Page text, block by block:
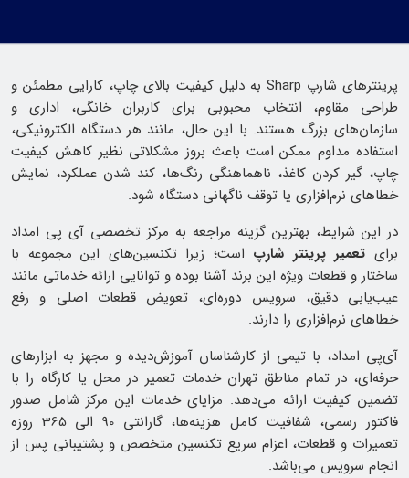
پرینترهای شارپ Sharp به دلیل کیفیت بالای چاپ، کارایی مطمئن و
طراحی مقاوم، انتخاب محبوبی برای کاربران خانگی، اداری و
سازمان‌های بزرگ هستند. با این حال، مانند هر دستگاه الکترونیکی،
استفاده مداوم ممکن است باعث بروز مشکلاتی نظیر کاهش کیفیت
چاپ، گیر کردن کاغذ، ناهماهنگی رنگ‌ها، کند شدن عملکرد، نمایش
خطاهای نرم‌افزاری یا توقف ناگهانی دستگاه شود.
در این شرایط، بهترین گزینه مراجعه به مرکز تخصصی آی پی امداد
برایتعمیر پرینتر شارپ است؛ زیرا تکنسین‌های این مجموعه با
ساختار و قطعات ویژه این برند آشنا بوده و توانایی ارائه خدماتی مانند
عیب‌یابی دقیق، سرویس دوره‌ای، تعویض قطعات اصلی و رفع
خطاهای نرم‌افزاری را دارند.
آی‌پی امداد، با تیمی از کارشناسان آموزش‌دیده و مجهز به ابزارهای
حرفه‌ای، در تمام مناطق تهران خدمات تعمیر در محل یا کارگاه را با
تضمین کیفیت ارائه می‌دهد. مزایای خدمات این مرکز شامل صدور
فاکتور رسمی، شفافیت کامل هزینه‌ها، گارانتی 90 الی 365 روزه
تعمیرات و قطعات، اعزام سریع تکنسین متخصص و پشتیبانی پس از
انجام سرویس می‌باشد.